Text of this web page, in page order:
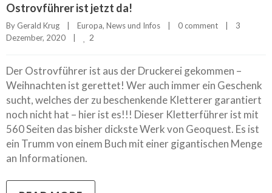
Ostrovführer ist jetzt da!
By Gerald Krug Europa, News und Infos 0 comment
3
Dezember, 2020
2
Der Ostrovführer ist aus der Druckerei gekommen –
Weihnachten ist gerettet! Wer auch immer ein Geschenk
sucht, welches der zu beschenkende Kletterer garantiert
noch nicht hat – hier ist es!!! Dieser Kletterführer ist mit
560 Seiten das bisher dickste Werk von Geoquest. Es ist
ein Trumm von einem Buch mit einer gigantischen Menge
an Informationen.